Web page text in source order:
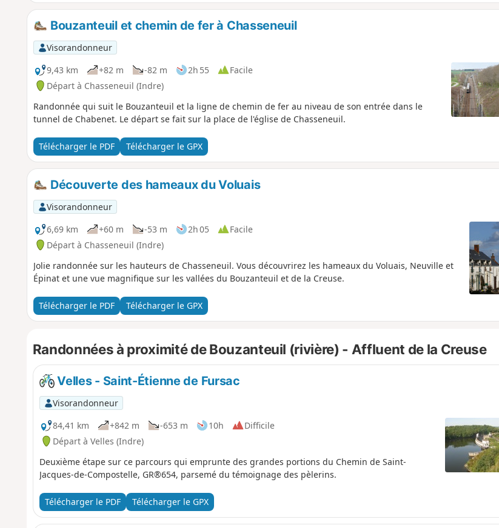
Bouzanteuil et chemin de fer à Chasseneuil
Visorandonneur
9,43 km
+82 m -82 m 2h 55
Facile
Départ à Chasseneuil (Indre)
Randonnée qui suit le Bouzanteuil et la ligne de chemin de fer au niveau de son entrée dans le
tunnel de Chabenet. Le départ se fait sur la place de l'église de Chasseneuil.
Télécharger le PDF Télécharger le GPX
Découverte des hameaux du Voluais
Visorandonneur
6,69 km
+60 m -53 m 2h 05
Facile
Départ à Chasseneuil (Indre)
Jolie randonnée sur les hauteurs de Chasseneuil. Vous découvrirez les hameaux du Voluais, Neuville et
Épinat et une vue magnifique sur les vallées du Bouzanteuil et de la Creuse.
Télécharger le PDF Télécharger le GPX
Randonnées à proximité de Bouzanteuil (rivière) - Affluent de la Creuse
Velles - Saint-Étienne de Fursac
Visorandonneur
84,41 km
+842 m -653 m 10h
Difficile
Départ à Velles (Indre)
Deuxième étape sur ce parcours qui emprunte des grandes portions du Chemin de Saint-
Jacques-de-Compostelle, GR®654, parsemé du témoignage des pèlerins.
Télécharger le PDF Télécharger le GPX